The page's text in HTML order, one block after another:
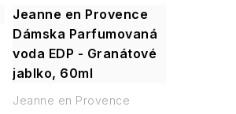
Jeanne en Provence
Dámska Parfumovaná
voda EDP - Granátové
jablko, 60ml
Jeanne en Provence